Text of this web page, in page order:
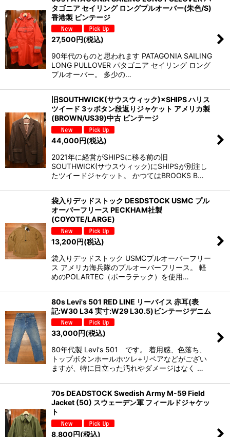
タゴニア セイリング ロングプルオーバー(朱色/S)
香港製 ビンテージ
27,500 円(税込)
90年代のものと思われます PATAGONIA SAILING
LONG PULLOVER パタゴニア セイリング ロング
プルオーバー。 多少の…
旧SOUTHWICK(サウスウィック)×SHIPS ハリス
ツイード 3ッボタン段返りジャケット アメリカ製
(BROWN/US39)中古 ビンテージ
44,000円(税込)
2021年に経営がSHIPSに移る前の旧
SOUTHWICK(サウスウィック)にSHIPSが別注し
たツイードジャケット。 かつてはBROOKS B…
袋入りデッドストック DESDSTOCK USMC プル
オーバーフリース PECKHAM社製
(COYOTE/LARGE)
13,200円(税込)
袋入りデッドストック USMCプルオーバーフリー
ス アメリカ海兵隊のプルオーバーフリース。 軽
めのPOLARTEC（ポーラテック）を使用…
80s Levi's 501 RED LINE リーバイス 赤耳(表
記:W30 L34 実寸:W29 L30.5)ビンテージデニム
33,000 円(税込)
80年代製 Levi's 501 です。 着用感、色落ち、
トップボタンホールホツレ+リペアなどがござい
ますが、特に目立った汚れやダメージはなく …
70s DEADSTOCK Swedish Army M-59 Field
Jacket (50) スウェーデン軍 フィールドジャケッ
ト
8,800円(税込)